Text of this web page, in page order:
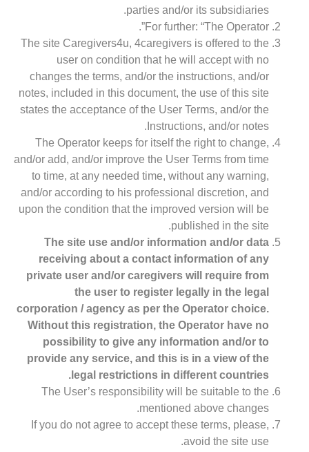
parties and/or its subsidiaries.
For further: “The Operator”.
The site Caregivers4u, 4caregivers is offered to the
user on condition that he will accept with no
changes the terms, and/or the instructions, and/or
notes, included in this document, the use of this site
states the acceptance of the User Terms, and/or the
Instructions, and/or notes.
The Operator keeps for itself the right to change,
and/or add, and/or improve the User Terms from time
to time, at any needed time, without any warning,
and/or according to his professional discretion, and
upon the condition that the improved version will be
published in the site.
The site use and/or information and/or data
receiving about a contact information of any
private user and/or caregivers will require from
the user to register legally in the legal
corporation / agency as per the Operator choice.
Without this registration, the Operator have no
possibility to give any information and/or to
provide any service, and this is in a view of the
legal restrictions in different countries.
The User’s responsibility will be suitable to the
mentioned above changes.
If you do not agree to accept these terms, please,
avoid the site use.